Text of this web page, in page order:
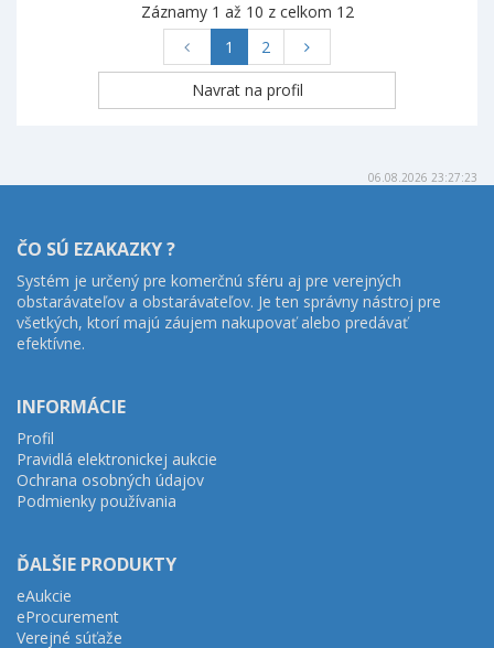
Záznamy 1 až 10 z celkom 12
1
2
06.08.2026 23:27:23
ČO SÚ EZAKAZKY ?
Systém je určený pre komerčnú sféru aj pre verejných
obstarávateľov a obstarávateľov. Je ten správny nástroj pre
všetkých, ktorí majú záujem nakupovať alebo predávať
efektívne.
INFORMÁCIE
Profil
Pravidlá elektronickej aukcie
Ochrana osobných údajov
Podmienky používania
ĎALŠIE PRODUKTY
eAukcie
eProcurement
Verejné súťaže